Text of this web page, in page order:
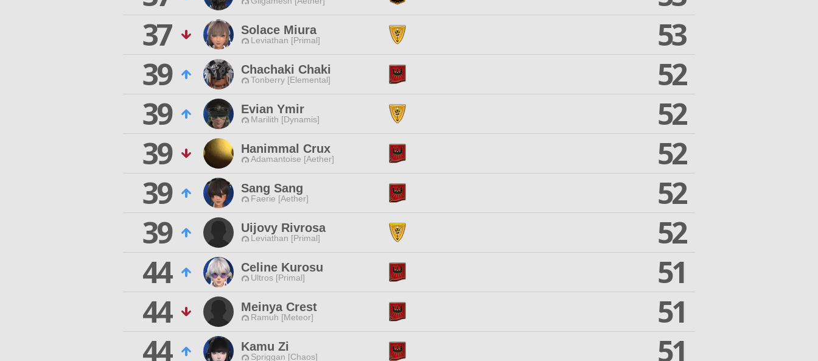
37
Solace Miura
Leviathan [Primal]
53
39
Chachaki Chaki
Tonberry [Elemental]
52
39
Evian Ymir
Marilith [Dynamis]
52
39
Hanimmal Crux
Adamantoise [Aether]
52
39
Sang Sang
Faerie [Aether]
52
39
Uijovy Rivrosa
Leviathan [Primal]
52
44
Celine Kurosu
Ultros [Primal]
51
44
Meinya Crest
Ramuh [Meteor]
51
44
Kamu Zi
Spriggan [Chaos] 51